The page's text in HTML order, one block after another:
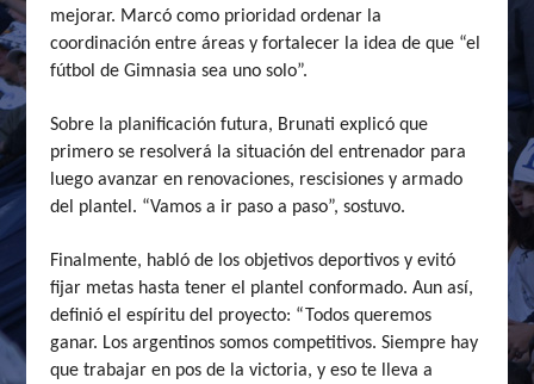
mejorar. Marcó como prioridad ordenar la
coordinación entre áreas y fortalecer la idea de que “el
fútbol de Gimnasia sea uno solo”.
Sobre la planificación futura, Brunati explicó que
primero se resolverá la situación del entrenador para
luego avanzar en renovaciones, rescisiones y armado
del plantel. “Vamos a ir paso a paso”, sostuvo.
Finalmente, habló de los objetivos deportivos y evitó
fijar metas hasta tener el plantel conformado. Aun así,
definió el espíritu del proyecto: “Todos queremos
ganar. Los argentinos somos competitivos. Siempre hay
que trabajar en pos de la victoria, y eso te lleva a